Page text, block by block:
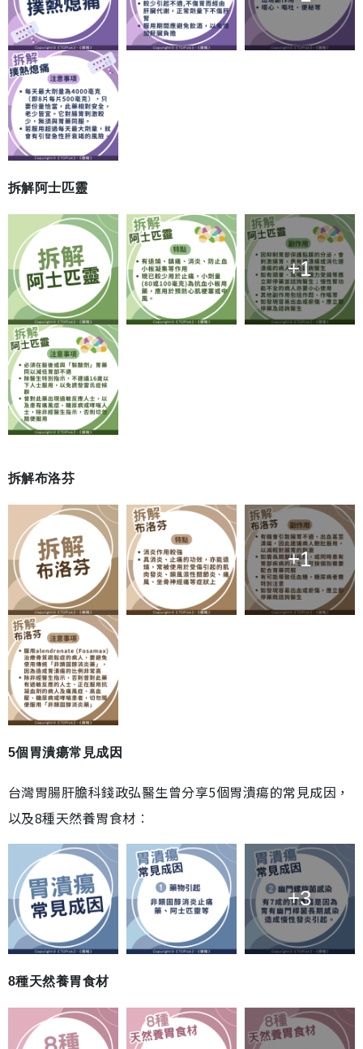
拆解阿士匹靈
+1
拆解布洛芬
+1
5個胃潰瘍常見成因
台灣胃腸肝膽科錢政弘醫生曾分享5個胃潰瘍的常見成因，
以及8種天然養胃食材︰
+3
8種天然養胃食材